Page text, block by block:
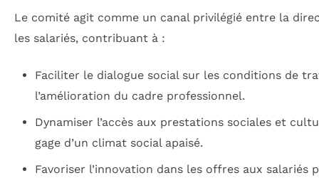
Le comité agit comme un canal privilégié entre la
les salariés, contribuant à :
Faciliter le dialogue social sur les conditions de
l’amélioration du cadre professionnel.
Dynamiser l’accès aux prestations sociales et
gage d’un climat social apaisé.
Favoriser l’innovation dans les offres aux salariés